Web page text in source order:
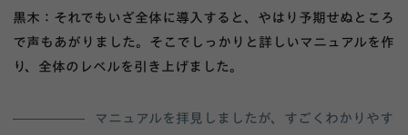
黒木：それでもいざ全体に導入すると、やはり予期せぬところ
で声もあがりました。そこでしっかりと詳しいマニュアルを作
り、全体のレベルを引き上げました。
マニュアルを拝見しましたが、すごくわかりやす